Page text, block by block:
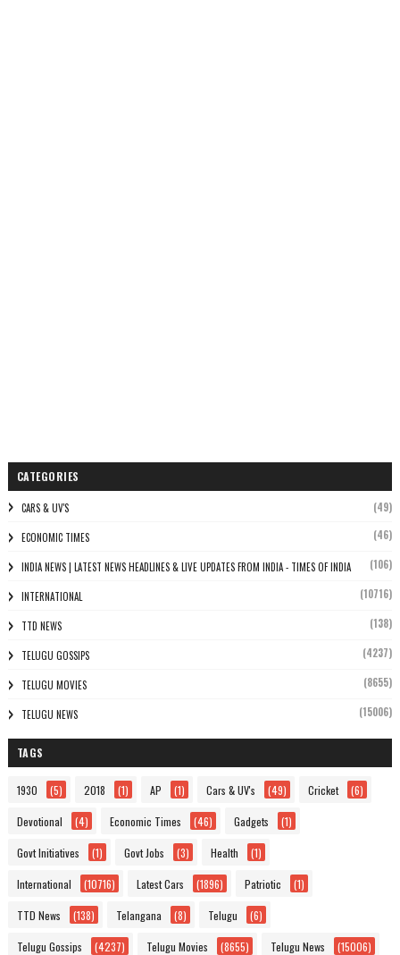
CATEGORIES
CARS & UV'S (49)
ECONOMIC TIMES (46)
INDIA NEWS | LATEST NEWS HEADLINES & LIVE UPDATES FROM INDIA - TIMES OF INDIA (106)
INTERNATIONAL (10716)
TTD NEWS (138)
TELUGU GOSSIPS (4237)
TELUGU MOVIES (8655)
TELUGU NEWS (15006)
TAGS
1930 (5) 2018 (1) AP (1) Cars & UV's (49) Cricket (6)
Devotional (4) Economic Times (46) Gadgets (1)
Govt Initiatives (1) Govt Jobs (3) Health (1)
International (10716) Latest Cars (1896) Patriotic (1)
TTD News (138) Telangana (8) Telugu (6)
Telugu Gossips (4237) Telugu Movies (8655) Telugu News (15006)